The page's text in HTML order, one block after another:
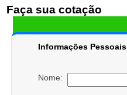
Faça sua cotação
Informações Pessoais
Nome: